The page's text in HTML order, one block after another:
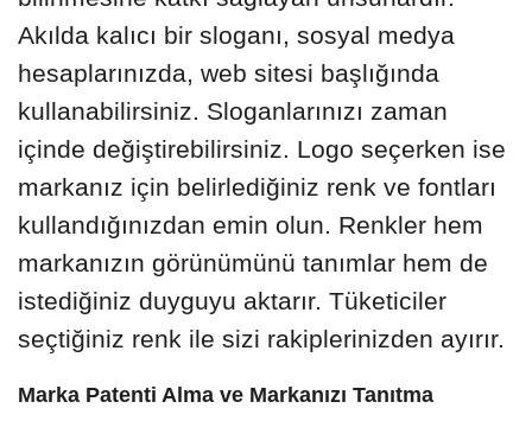
Akılda kalıcı bir sloganı, sosyal medya
hesaplarınızda, web sitesi başlığında
kullanabilirsiniz. Sloganlarınızı zaman
içinde değiştirebilirsiniz. Logo seçerken ise
markanız için belirlediğiniz renk ve fontları
kullandığınızdan emin olun. Renkler hem
markanızın görünümünü tanımlar hem de
istediğiniz duyguyu aktarır. Tüketiciler
seçtiğiniz renk ile sizi rakiplerinizden ayırır.
Marka Patenti Alma ve Markanızı Tanıtma